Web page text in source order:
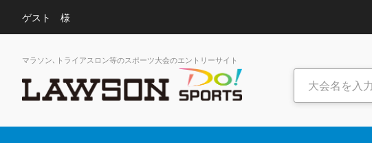
ゲスト 様
マラソン､トライアスロン等のスポーツ大会のエントリーサイト